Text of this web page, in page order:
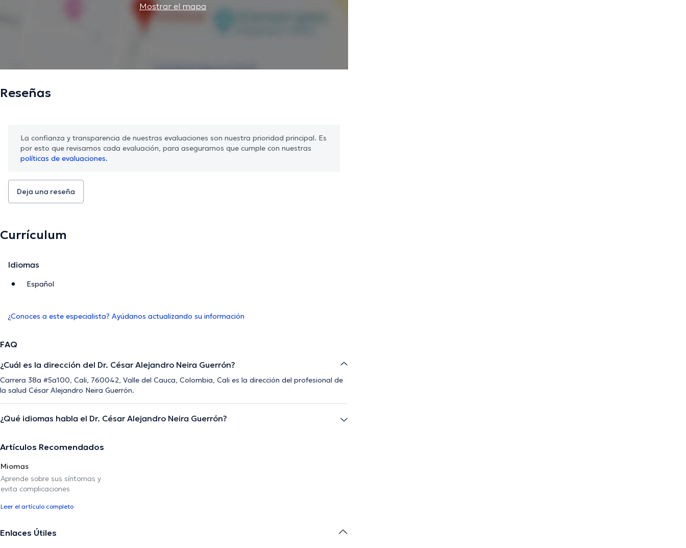
Mostrar el mapa
Reseñas
La confianza y transparencia de nuestras evaluaciones son nuestra prioridad principal. Es
por esto que revisamos cada evaluación, para asegurarnos que cumple con nuestras
políticas de evaluaciones.
Deja una reseña
Currículum
Idiomas
Español
¿Conoces a este especialista? Ayúdanos actualizando su información
FAQ
¿Cuál es la dirección del Dr. César Alejandro Neira Guerrón?
Carrera 38a #5a100, Cali, 760042, Valle del Cauca, Colombia, Cali es la dirección del profesional de
la salud César Alejandro Neira Guerrón.
¿Qué idiomas habla el Dr. César Alejandro Neira Guerrón?
Artículos Recomendados
Miomas
Aprende sobre sus síntomas y
evita complicaciones
Leer el artículo completo
Enlaces Útiles